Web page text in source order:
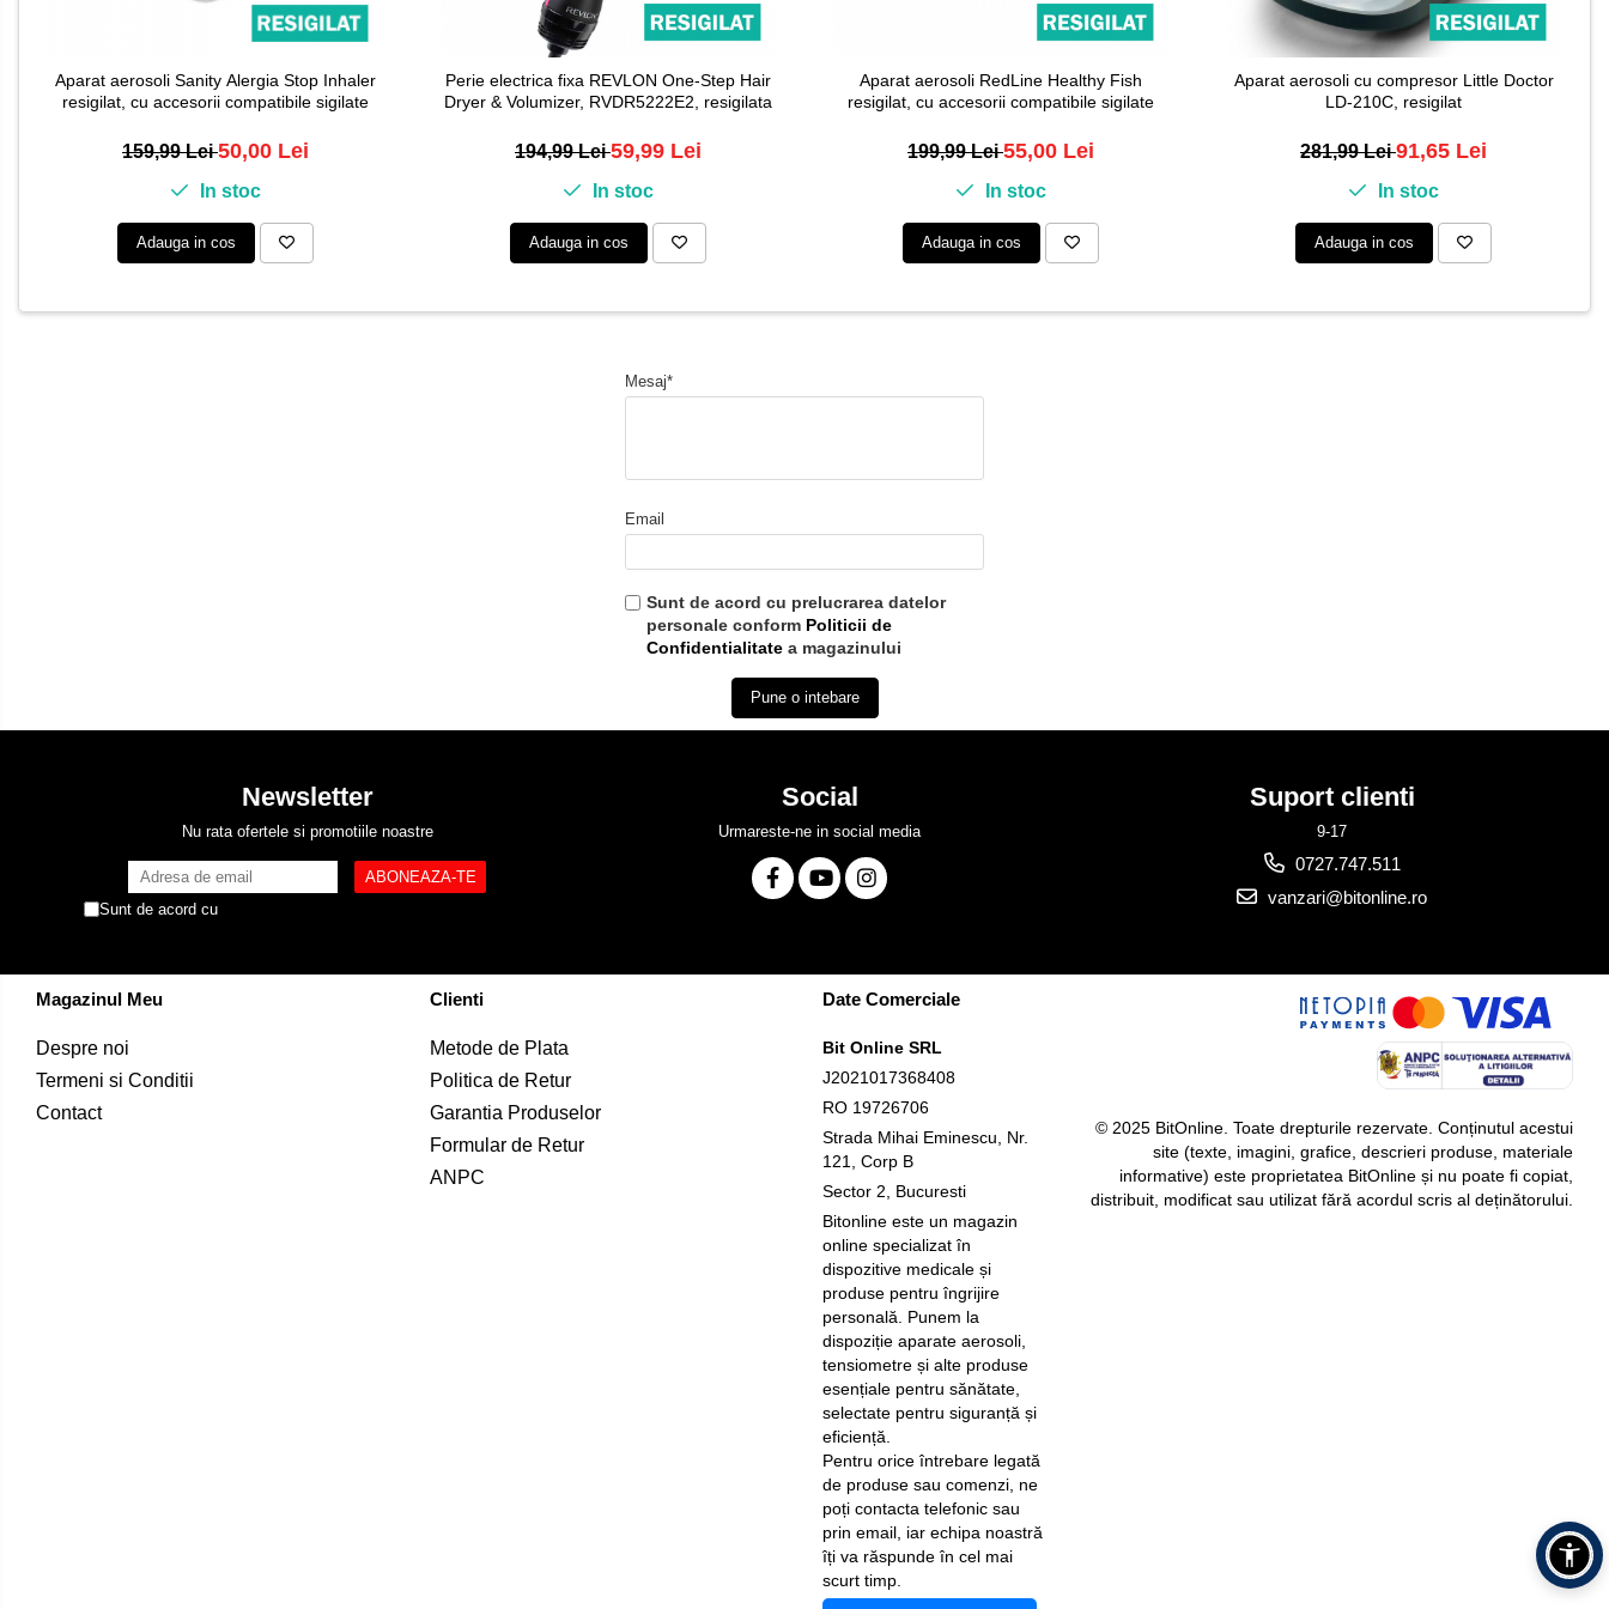
Aparat aerosoli Sanity Alergia Stop Inhaler
resigilat, cu accesorii compatibile sigilate
159,99 Lei50,00 Lei
In stoc
Adauga in cos
Perie electrica fixa REVLON One-Step Hair
Dryer & Volumizer, RVDR5222E2, resigilata
194,99 Lei59,99 Lei
In stoc
Adauga in cos
Aparat aerosoli RedLine Healthy Fish
resigilat, cu accesorii compatibile sigilate
199,99 Lei55,00 Lei
In stoc
Adauga in cos
Aparat aerosoli cu compresor Little Doctor
LD-210C, resigilat
281,99 Lei91,65 Lei
In stoc
Adauga in cos
Mesaj*
Email
Sunt de acord cu prelucrarea datelor
personale conform Politicii de
Confidentialitate a magazinului
Pune o intebare
Newsletter
Nu rata ofertele si promotiile noastre
Sunt de acord cu
Social
Urmareste-ne in social media
Suport clienti
9-17
0727.747.511
vanzari@bitonline.ro
Magazinul Meu
Despre noi
Termeni si Conditii
Contact
Clienti
Metode de Plata
Politica de Retur
Garantia Produselor
Formular de Retur
ANPC
Date Comerciale
Bit Online SRL
J2021017368408
RO 19726706
Strada Mihai Eminescu, Nr.
121, Corp B
Sector 2, Bucuresti
Bitonline este un magazin
online specializat în
dispozitive medicale și
produse pentru îngrijire
personală. Punem la
dispoziție aparate aerosoli,
tensiometre și alte produse
esențiale pentru sănătate,
selectate pentru siguranță și
eficiență.
Pentru orice întrebare legată
de produse sau comenzi, ne
poți contacta telefonic sau
prin email, iar echipa noastră
îți va răspunde în cel mai
scurt timp.
© 2025 BitOnline. Toate drepturile rezervate. Conținutul acestui
site (texte, imagini, grafice, descrieri produse, materiale
informative) este proprietatea BitOnline și nu poate fi copiat,
distribuit, modificat sau utilizat fără acordul scris al deținătorului.